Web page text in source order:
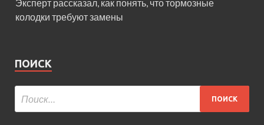
Эксперт рассказал, как понять, что тормозные
колодки требуют замены
ПОИСК